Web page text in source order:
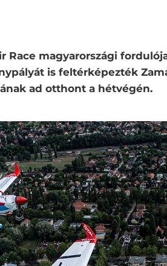
Race magyarországi
is feltérképezték
ad otthont a hétvégén.